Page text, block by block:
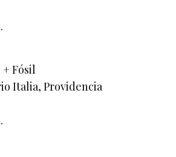
Fósil
Italia, Providencia